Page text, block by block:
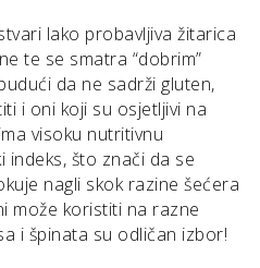
lako probavljiva žitarica
te se smatra “dobrim”
da ne sadrži gluten,
i oni koji su osjetljivi na
visoku nutritivnu
indeks, što znači da se
nagli skok razine šećera
može koristiti na razne
i špinata su odličan izbor!